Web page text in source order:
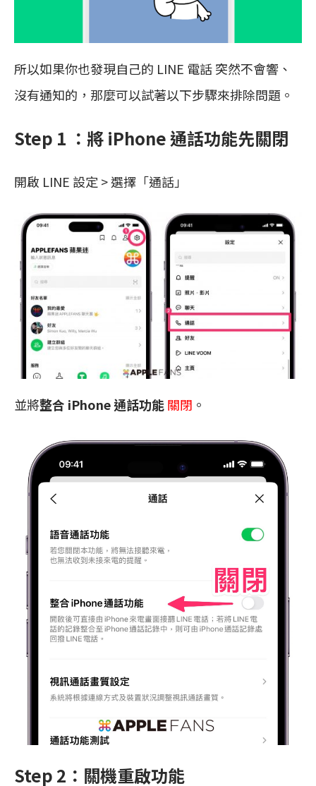
所以如果你也發現自己的 LINE 電話 突然不會響、
沒有通知的，那麼可以試著以下步驟來排除問題。
Step 1 ：將 iPhone 通話功能先關閉
開啟 LINE 設定 > 選擇「通話」
並將整合 iPhone 通話功能關閉 。
Step 2：關機重啟功能